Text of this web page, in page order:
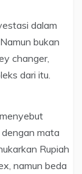
dalam
bukan
changer,
dari itu.
mata
Rupiah
namun beda